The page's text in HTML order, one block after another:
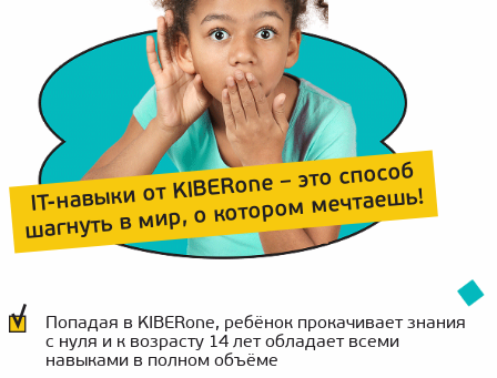
IT-навыки от KIBERone – это способ
шагнуть в мир, о котором мечтаешь!
Попадая в KIBERone, ребёнок прокачивает знания
с нуля и к возрасту 14 лет обладает всеми
навыками в полном объёме